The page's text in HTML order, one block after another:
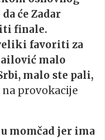
će Zadar
finale.
favoriti za
malo
malo ste pali,
provokacije
momčad jer ima